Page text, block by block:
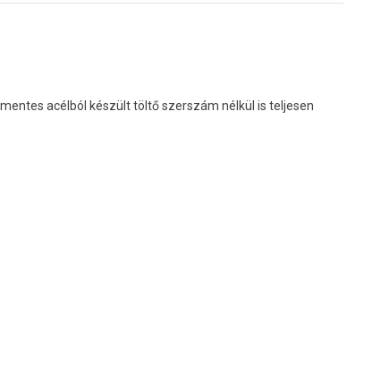
acélból készült töltő szerszám nélkül is teljesen